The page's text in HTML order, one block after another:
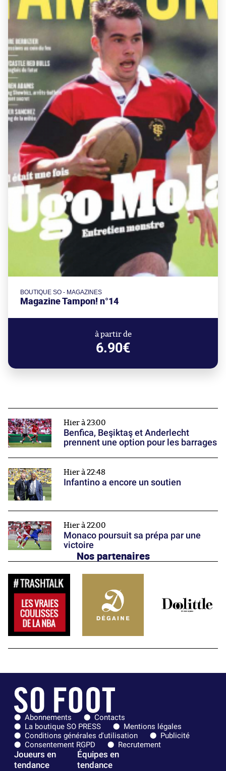
BOUTIQUE SO - MAGAZINES
Magazine Tampon! n°14
à partir de
6.90€
Hier à 23:00
Benfica, Beşiktaş et Anderlecht
prennent une option pour les barrages
Hier à 22:48
Infantino a encore un soutien
Hier à 22:00
Monaco poursuit sa prépa par une
victoire
Nos partenaires
Abonnements
Contacts
La boutique SO PRESS
Mentions légales
Conditions générales d'utilisation
Publicité
Consentement RGPD
Recrutement
Joueurs en
tendance
Équipes en
tendance